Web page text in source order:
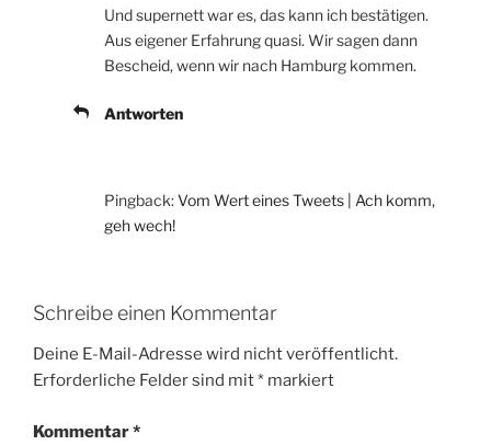
Und supernett war es, das kann ich bestätigen.
Aus eigener Erfahrung quasi. Wir sagen dann
Bescheid, wenn wir nach Hamburg kommen.
Antworten
Pingback:Vom Wert eines Tweets | Ach komm,
geh wech!
Schreibe einen Kommentar
Deine E-Mail-Adresse wird nicht veröffentlicht.
Erforderliche Felder sind mit* markiert
Kommentar*